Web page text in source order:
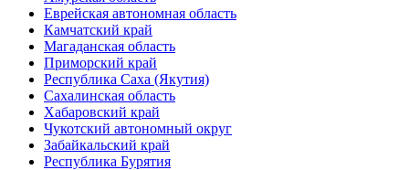
Еврейская автономная область
Камчатский край
Магаданская область
Приморский край
Республика Саха (Якутия)
Сахалинская область
Хабаровский край
Чукотский автономный округ
Забайкальский край
Республика Бурятия